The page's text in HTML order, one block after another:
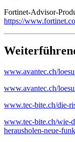
Fortinet-Advisor-
https://
www.avantec.ch/
www.avantec.ch/
www.tec-bite.ch/die-
www.tec-bite.ch/wie-
herausholen-neue-